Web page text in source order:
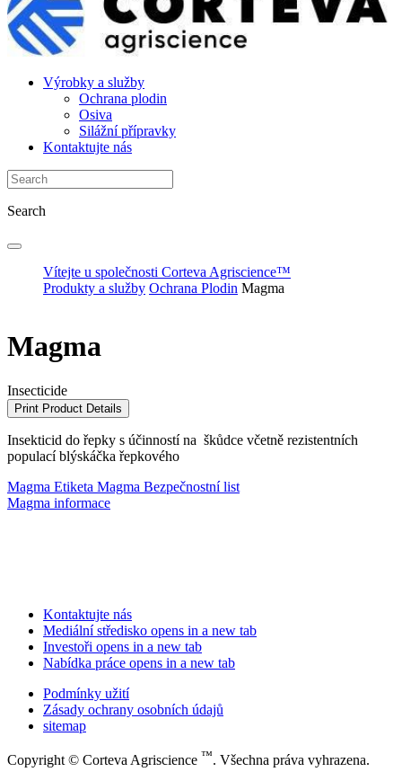
Výrobky a služby
Ochrana plodin
Osiva
Silážní přípravky
Kontaktujte nás
Search
Vítejte u společnosti Corteva Agriscience™
Produkty a služby Ochrana Plodin Magma
Magma
Insecticide
Print Product Details
Insekticid do řepky s účinností na škůdce včetně rezistentních
populací blýskáčka řepkového
Magma Etiketa Magma Bezpečnostní list
Magma informace
Kontaktujte nás
Mediální středisko opens in a new tab
Investoři opens in a new tab
Nabídka práce opens in a new tab
Podmínky užití
Zásady ochrany osobních údajů
sitemap
Copyright © Corteva Agriscience ™. Všechna práva vyhrazena.